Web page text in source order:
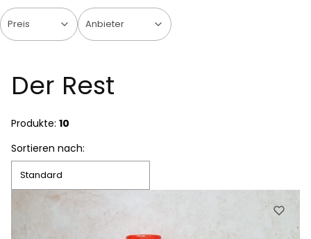
Preis Anbieter
Der Rest
Produkte: 10
Produktliste
Sortieren nach:
Standard